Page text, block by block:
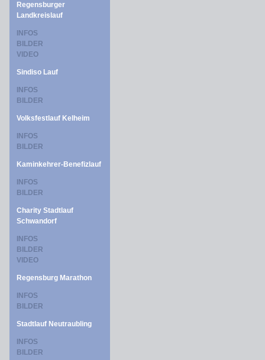
Regensburger
Landkreislauf
INFOS
BILDER
VIDEO
Sindiso Lauf
INFOS
BILDER
Volksfestlauf Kelheim
INFOS
BILDER
Kaminkehrer-Benefizlauf
INFOS
BILDER
Charity Stadtlauf
Schwandorf
INFOS
BILDER
VIDEO
Regensburg Marathon
INFOS
BILDER
Stadtlauf Neutraubling
INFOS
BILDER